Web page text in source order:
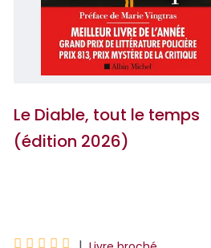
Le Diable, tout le temps
(édition 2026)
    